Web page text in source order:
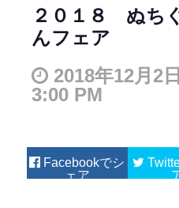
２０１８ ぬち
んフェア
2018年12月2
3:00 PM
Facebook